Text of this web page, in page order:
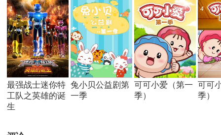
最强战士迷你特
工队之英雄的诞
生
1
兔小贝公益剧第
一季
2
可可小爱（第一
季）
3
可可
季）
4